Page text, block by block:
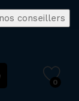
0
conseillers